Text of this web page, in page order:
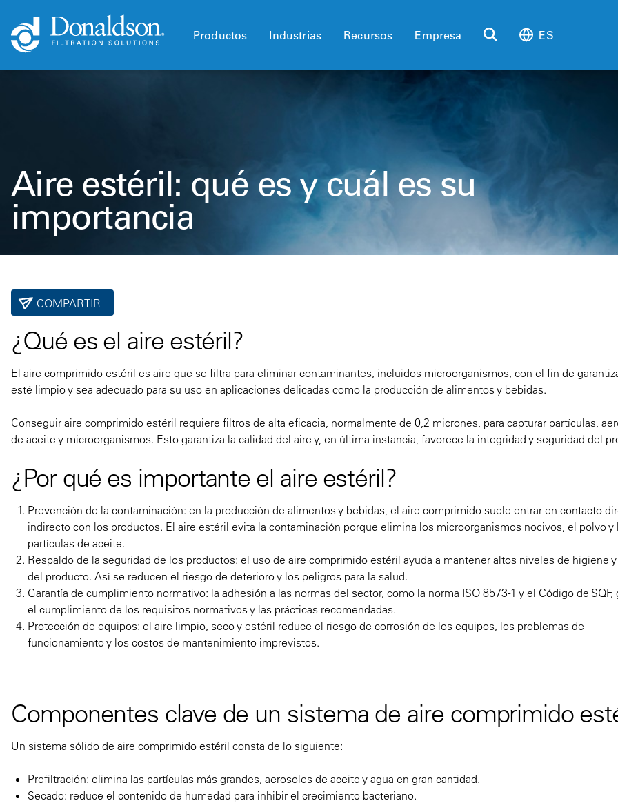
Productos Industrias Recursos Empresa ES
Aire estéril: qué es y cuál es su
importancia
COMPARTIR
¿Qué es el aire estéril?
El aire comprimido estéril es aire que se filtra para eliminar contaminantes, incluidos microorganismos, con el fin de
esté limpio y sea adecuado para su uso en aplicaciones delicadas como la producción de alimentos y bebidas.
Conseguir aire comprimido estéril requiere filtros de alta eficacia, normalmente de 0,2 micrones, para capturar partículas,
de aceite y microorganismos. Esto garantiza la calidad del aire y, en última instancia, favorece la integridad y seguridad del
¿Por qué es importante el aire estéril?
Prevención de la contaminación: en la producción de alimentos y bebidas, el aire comprimido suele entrar en contacto
indirecto con los productos. El aire estéril evita la contaminación porque elimina los microorganismos nocivos, el polvo y
partículas de aceite.
Respaldo de la seguridad de los productos: el uso de aire comprimido estéril ayuda a mantener altos niveles de higiene
del producto. Así se reducen el riesgo de deterioro y los peligros para la salud.
Garantía de cumplimiento normativo: la adhesión a las normas del sector, como la norma ISO 8573-1 y el Código de SQF,
el cumplimiento de los requisitos normativos y las prácticas recomendadas.
Protección de equipos: el aire limpio, seco y estéril reduce el riesgo de corrosión de los equipos, los problemas de
funcionamiento y los costos de mantenimiento imprevistos.
Componentes clave de un sistema de aire comprimido
Un sistema sólido de aire comprimido estéril consta de lo siguiente:
Prefiltración: elimina las partículas más grandes, aerosoles de aceite y agua en gran cantidad.
Secado: reduce el contenido de humedad para inhibir el crecimiento bacteriano.